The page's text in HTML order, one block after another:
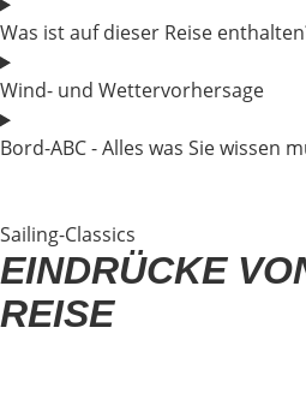
Was ist auf dieser Reise
Wind- und Wettervorhersage
Bord-ABC - Alles was Sie wissen
Sailing-Classics
EINDRÜCKE
REISE